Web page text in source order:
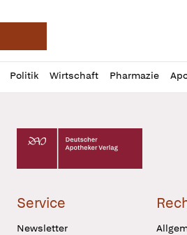
Deutsche Apotheker
Politik Wirtschaft Pharmazie
Profil
öffnen
Daz
Pur
Deutscher Apotheker Verlag Logo
Service
Newsletter